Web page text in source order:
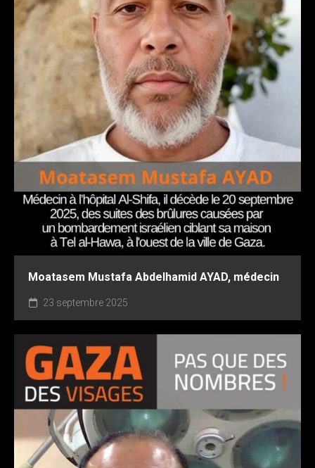
Moatasem Mustafa Abdelhamid AYAD, médecin
23 septembre 2025